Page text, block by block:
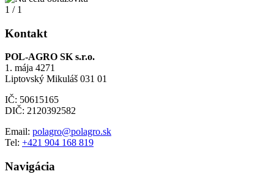
1 / 1
Kontakt
POL-AGRO SK s.r.o.
1. mája 4271
Liptovský Mikuláš 031 01
IČ: 50615165
DIČ: 2120392582
Email: polagro@polagro.sk
Tel: +421 904 168 819
Navigácia